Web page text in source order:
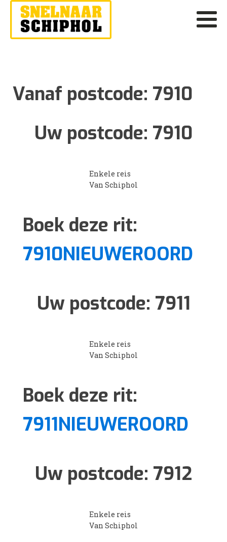
Vanaf postcode: 7910
Uw postcode: 7910
Enkele reis
Van Schiphol
Boek deze rit:
7910NIEUWEROORD
Uw postcode: 7911
Enkele reis
Van Schiphol
Boek deze rit:
7911NIEUWEROORD
Uw postcode: 7912
Enkele reis
Van Schiphol